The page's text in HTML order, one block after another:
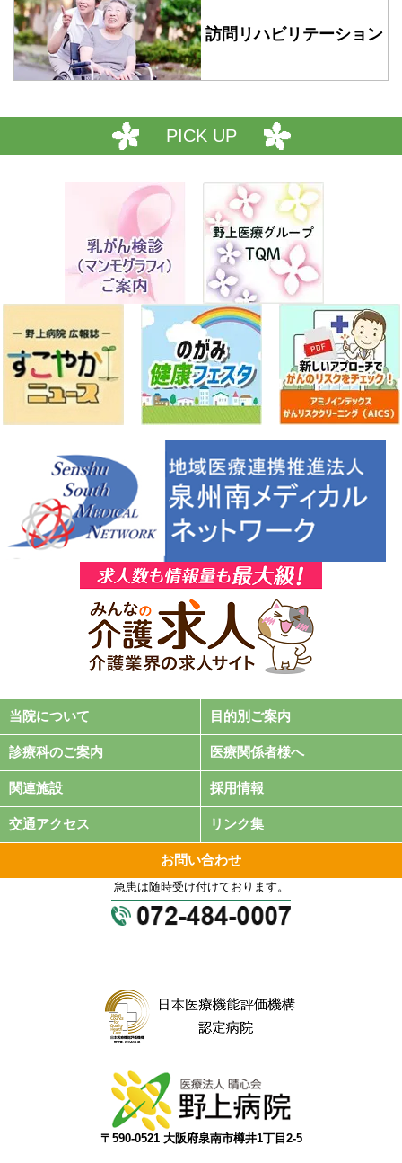
訪問リハビリテーション
PICK UP
当院について 目的別ご案内
診療科のご案内 医療関係者様へ
関連施設 採用情報
交通アクセス リンク集
お問い合わせ
急患は随時受け付けております。
〒590-0521 大阪府泉南市樽井1丁目2-5